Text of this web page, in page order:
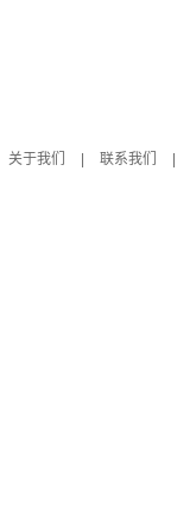
关于我们
联系我们